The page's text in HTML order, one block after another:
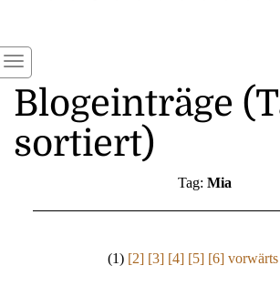
Blogeinträge
sortiert)
Tag: Mia
(1) [2] [3] [4] [5] [6]